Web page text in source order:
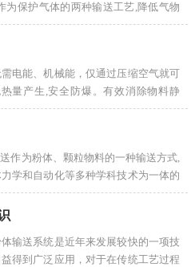
为保护气体的两种输送工艺,降低气物
负压吸料原理,全程密封管道输送,杜
电能、机械能，仅通过压缩空气就可
量产生,安全防爆。有效消除物料静
作为粉体、颗粒物料的一种输送方式,
学和自动化等多种学科技术为一体的
输送系统是近年来发展较快的一项技
得到广泛应用，对于在传统工艺过程